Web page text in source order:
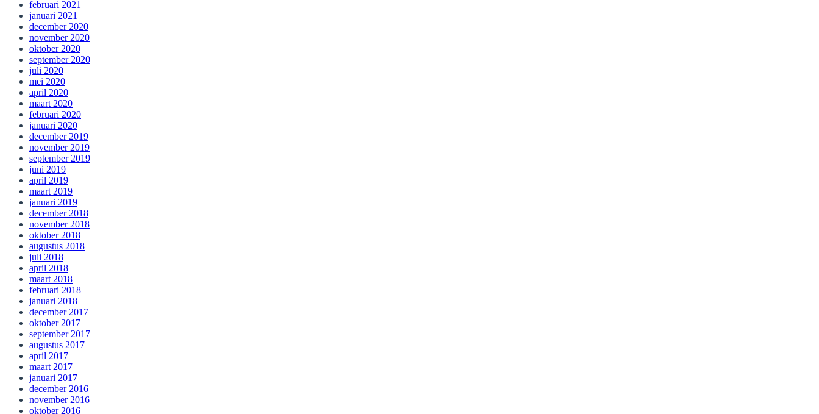
februari 2021
januari 2021
december 2020
november 2020
oktober 2020
september 2020
juli 2020
mei 2020
april 2020
maart 2020
februari 2020
januari 2020
december 2019
november 2019
september 2019
juni 2019
april 2019
maart 2019
januari 2019
december 2018
november 2018
oktober 2018
augustus 2018
juli 2018
april 2018
maart 2018
februari 2018
januari 2018
december 2017
oktober 2017
september 2017
augustus 2017
april 2017
maart 2017
januari 2017
december 2016
november 2016
oktober 2016